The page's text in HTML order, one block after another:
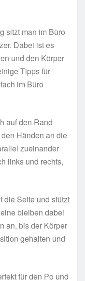
sitzt man im Büro
Dabei ist es
und den Körper
Tipps für
im Büro
auf den Rand
Händen an die
zueinander
links und rechts,
die Seite und stützt
bleiben dabei
an, bis der Körper
gehalten und
für den Po und